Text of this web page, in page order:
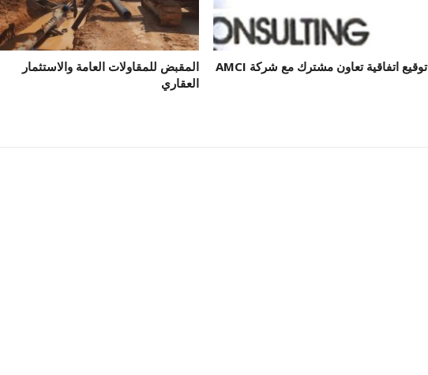
توقيع اتفاقية تعاون مشترك مع شركة AMCI
المقبض للمقاولات العامة والاستثمار
العقاري